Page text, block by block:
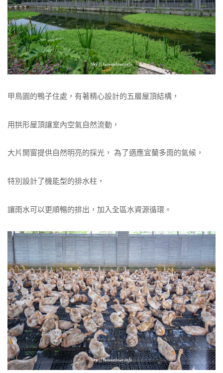
甲鳥園的鴨子住處，有著精心設計的五層屋頂結構，
用拱形屋頂讓室內空氣自然流動，
大片開窗提供自然明亮的採光， 為了適應宜蘭多雨的氣候，
特別設計了機能型的排水柱，
讓雨水可以更順暢的排出，加入全區水資源循環。